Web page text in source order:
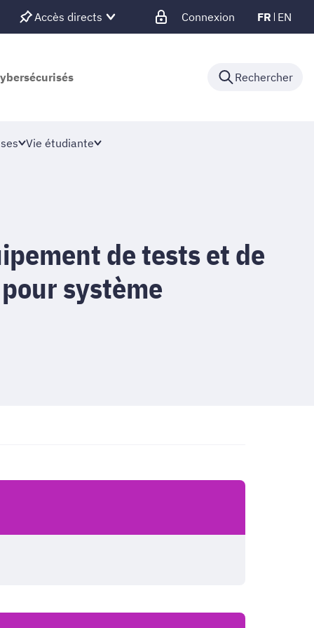
Accès directs Connexion FR EN
Rechercher
Vie étudiante
de tests et de
système